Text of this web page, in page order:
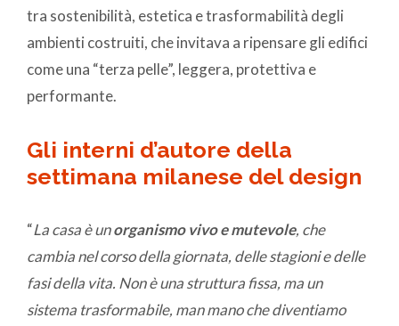
tra sostenibilità, estetica e trasformabilità degli
ambienti costruiti, che invitava a ripensare gli edifici
come una “terza pelle”, leggera, protettiva e
performante.
Gli interni d’autore della
settimana milanese del design
“La casa è unorganismo vivo e mutevole, che
cambia nel corso della giornata, delle stagioni e delle
fasi della vita. Non è una struttura fissa, ma un
sistema trasformabile, man mano che diventiamo